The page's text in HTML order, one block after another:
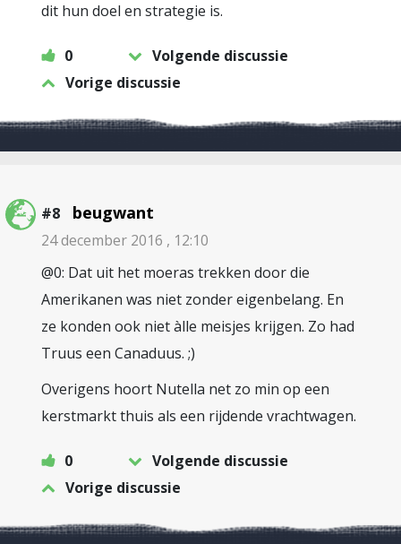
dit hun doel en strategie is.
0
Volgende discussie
Vorige discussie
#8 beugwant
24 december 2016 , 12:10
@0: Dat uit het moeras trekken door die
Amerikanen was niet zonder eigenbelang. En
ze konden ook niet àlle meisjes krijgen. Zo had
Truus een Canaduus. ;)
Overigens hoort Nutella net zo min op een
kerstmarkt thuis als een rijdende vrachtwagen.
0
Volgende discussie
Vorige discussie